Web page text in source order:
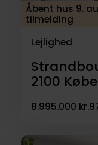
Åbent hus 9.
tilmelding
Lejlighed
2100
8.995.000 kr.